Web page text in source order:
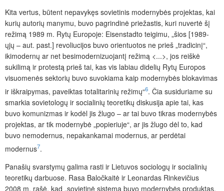
Kita vertus, būtent nepavykęs sovietinis modernybės projektas, kai
kurių autorių manymu, buvo pagrindinė priežastis, kuri nuvertė šį
režimą 1989 m. Rytų Europoje: Eisenstadto teigimu, „šios [1989-
ųjų – aut. past.] revoliucijos buvo orientuotos ne prieš „tradicinį“,
ikimodernų ar net besimodernizuojantį režimą <...>, jos reiškė
sukilimą ir protestą prieš tai, kas vis labiau didelių Rytų Europos
visuomenės sektorių buvo suvokiama kaip modernybės blokavimas
ir iškraipymas, paveiktas totalitarinių režimų“6. Čia susiduriame su
smarkia sovietologų ir socialinių teoretikų diskusija apie tai, kas
buvo komunizmas ir kodėl jis žlugo – ar tai buvo tikras modernybės
projektas, ar tik modernybė „popieriuje“, ar jis žlugo dėl to, kad
buvo nemodernus, nepakankamai modernus, ar perdėtai
modernus7.
Panašių svarstymų galima rasti ir Lietuvos sociologų ir socialinių
teoretikų darbuose. Rasa Baločkaitė ir Leonardas Rinkevičius
2008 m. rašė, kad „sovietinė sistema buvo modernybės produktas,